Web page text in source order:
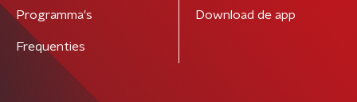
Programma's
Frequenties
Download de app